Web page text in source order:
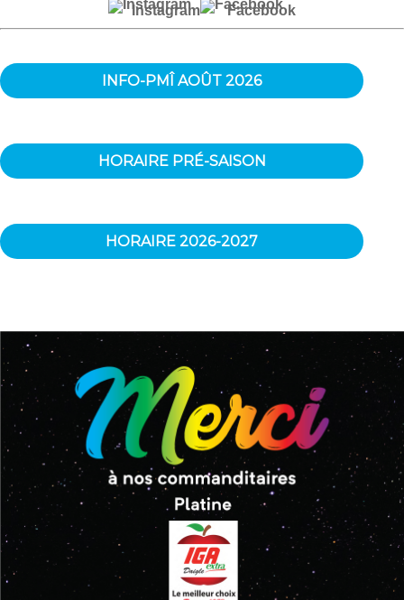
Instagram
Facebook
INFO-PMÎ AOÛT 2026
HORAIRE PRÉ-SAISON
HORAIRE 2026-2027